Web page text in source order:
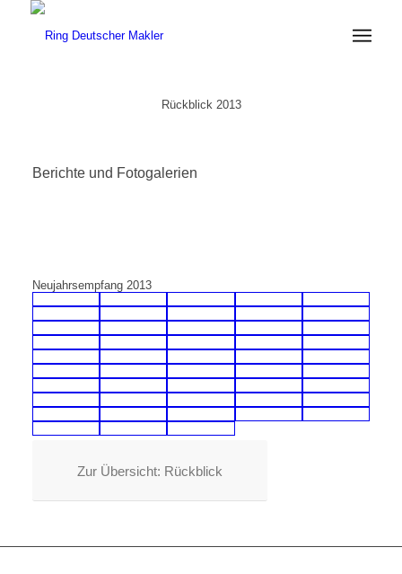
Rückblick 2013
Berichte und Fotogalerien
Neujahrsempfang 2013
Zur Übersicht: Rückblick